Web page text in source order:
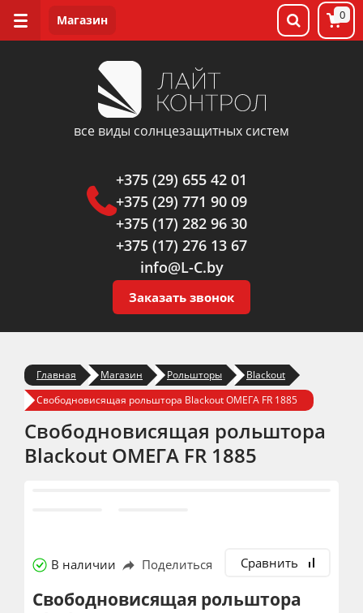
все виды солнцезащитных систем
+375 (29) 655 42 01
+375 (29) 771 90 09
+375 (17) 282 96 30
+375 (17) 276 13 67
info@L-C.by
Заказать звонок
0
Главная Магазин Рольшторы
Blackout
Свободновисящая рольштора Blackout ОМЕГА FR 1885
Свободновисящая рольштора
Blackout ОМЕГА FR 1885
В наличии Поделиться Сравнить
Свободновисящая рольштора